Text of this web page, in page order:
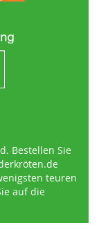
Bestellen Sie
teuren
auf die